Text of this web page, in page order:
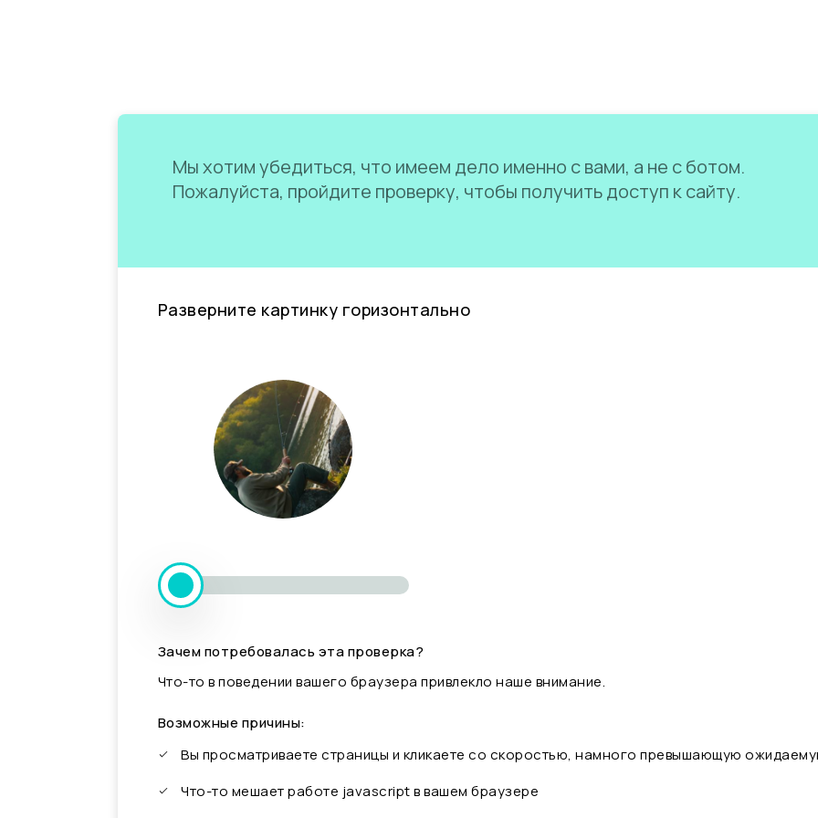
Мы хотим убедиться, что имеем дело именно с вами, а не с ботом.
Пожалуйста, пройдите проверку, чтобы получить доступ к сайту.
Разверните картинку горизонтально
Зачем потребовалась эта проверка?
Что-то в поведении вашего браузера привлекло наше внимание.
Возможные причины:
Вы просматриваете страницы и кликаете со скоростью, намного превышающую
Что-то мешает работе javascript в вашем браузере